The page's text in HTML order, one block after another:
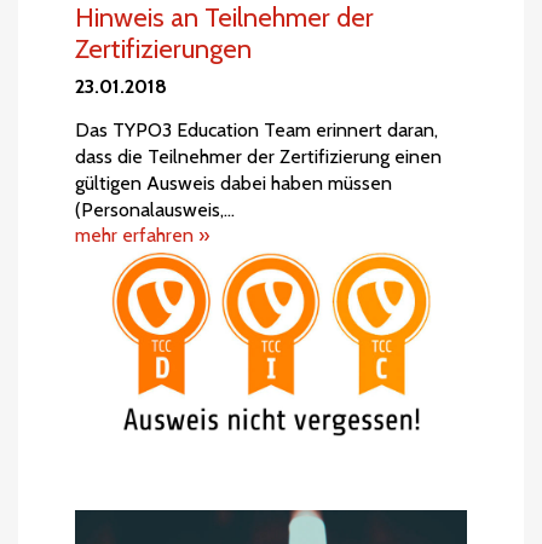
Hinweis an Teilnehmer der
Zertifizierungen
23.01.2018
Das TYPO3 Education Team erinnert daran,
dass die Teilnehmer der Zertifizierung einen
gültigen Ausweis dabei haben müssen
(Personalausweis,…
mehr erfahren »